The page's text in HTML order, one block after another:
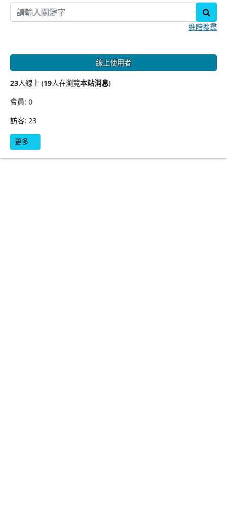
進階搜尋
線上使用者
23人線上 (19人在瀏覽本站消息)
會員: 0
訪客: 23
更多…